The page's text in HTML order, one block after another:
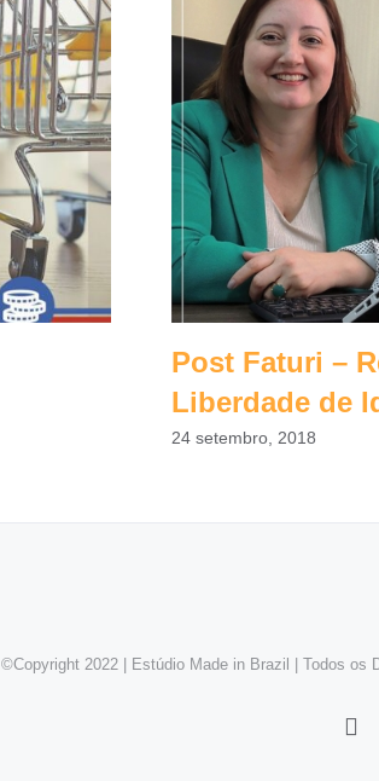
Post Faturi –
Liberdade de
24 setembro, 2018
©Copyright 2022 | Estúdio Made in Brazil | Todos os